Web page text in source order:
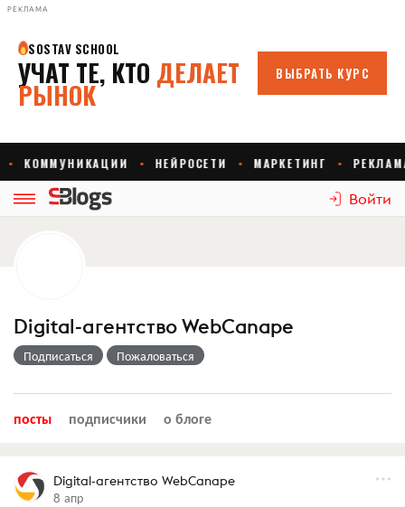
РЕКЛАМА
Войти
Digital-агентство WebCanape
Подписаться Пожаловаться
посты подписчики о блоге
Digital-агентство WebCanape
8 апр